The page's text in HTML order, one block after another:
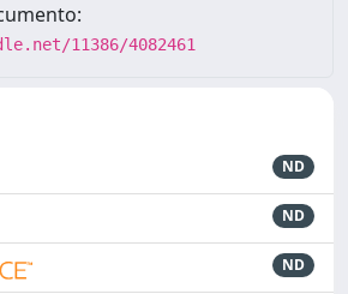
11386/4082461
ND
ND
ND